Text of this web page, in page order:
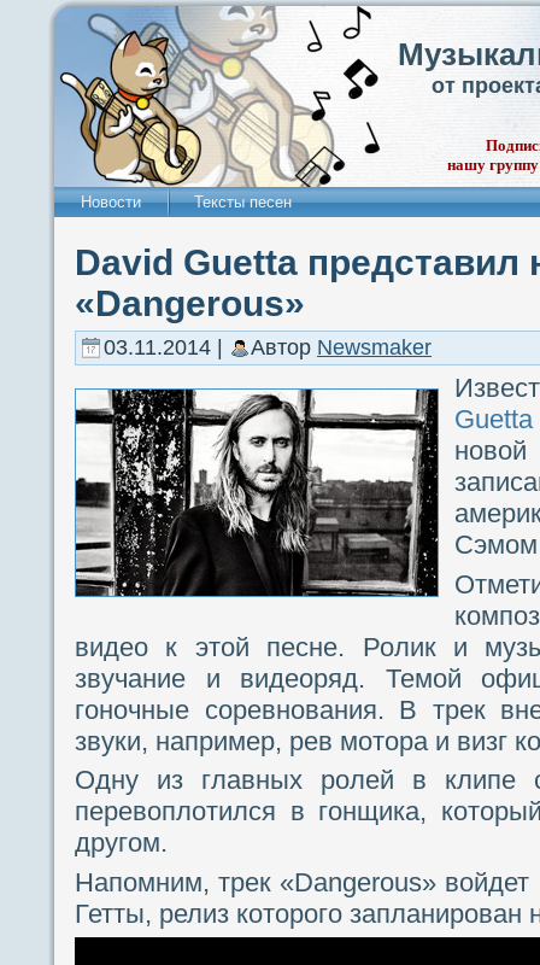
от
нашу
Новости Тексты песен
David Guetta представил
«Dangerous»
03.11.2014 | Автор Newsmaker
Guetta
видео к этой песне. Ролик и
звучание и видеоряд. Темой
гоночные соревнования. В трек
звуки, например, рев мотора и визг
Одну из главных ролей в клипе
перевоплотился в гонщика,
другом.
Напомним, трек «Dangerous»
Гетты, релиз которого запланирован